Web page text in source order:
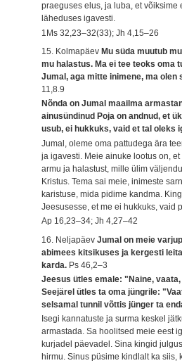
praeguses elus, ja luba, et võiksime
läheduses igavesti.
1Ms 32,23–32(33); Jh 4,15–26
15. Kolmapäev Mu süda muutub
mu halastus. Ma ei tee teoks oma
Jumal, aga mitte inimene, ma olen
11,8.9
Nõnda on Jumal maailma
ainusündinud Poja on andnud, et
usub, ei hukkuks, vaid et tal oleks
Jumal, oleme oma pattudega ära
ja igavesti. Meie ainuke lootus on,
armu ja halastust, mille ülim
Kristus. Tema sai meie, inimeste
karistuse, mida pidime kandma.
Jeesusesse, et me ei hukkuks, vaid
Ap 16,23–34; Jh 4,27–42
16. NeljapäevJumal on meie
abimees kitsikuses ja kergesti
karda. Ps 46,2–3
Jeesus ütles emale: "Naine,
Seejärel ütles ta oma jüngrile:
selsamal tunnil võttis jünger ta
Isegi kannatuste ja surma keskel
armastada. Sa hoolitsed meie eest
kurjadel päevadel. Sina kingid
hirmu. Sinus püsime kindlalt ka siis,